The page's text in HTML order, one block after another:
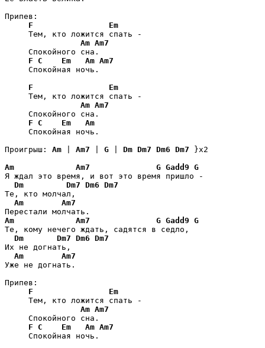
Припев:
F
Em
     Тем, кто ложится спать -
Am Am7
     Спокойного сна.
F
C Em Am Am7
     Спокойная ночь.
F
Em
     Тем, кто ложится спать -
Am Am7
     Спокойного сна.
F
C Em
Am
     Спокойная ночь.
Проигрыш: Am Am7 G Dm Dm7 Dm6 Dm7 }x2
Am
Am7 G Gadd9 G
Я ждал это время, и вот это время пришло -
Dm
Dm7 Dm6 Dm7
Те, кто молчал,
Am
Am7
Am
Am7 G Gadd9 G
Те, кому нечего ждать, садятся в седло,
Dm
Dm7 Dm6 Dm7
Их не догнать,
Am
Am7
Уже не догнать.
Припев:
F
Em
     Тем, кто ложится спать -
Am Am7
     Спокойного сна.
F
C Em Am Am7
     Спокойная ночь.